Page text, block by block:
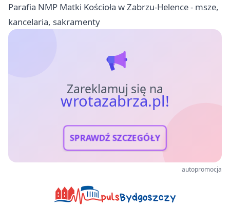
Parafia NMP Matki Kościoła w Zabrzu-Helence - msze,
kancelaria, sakramenty
Zareklamuj się na
wrotazabrza.pl!
SPRAWDŹ SZCZEGÓŁY
autopromocja